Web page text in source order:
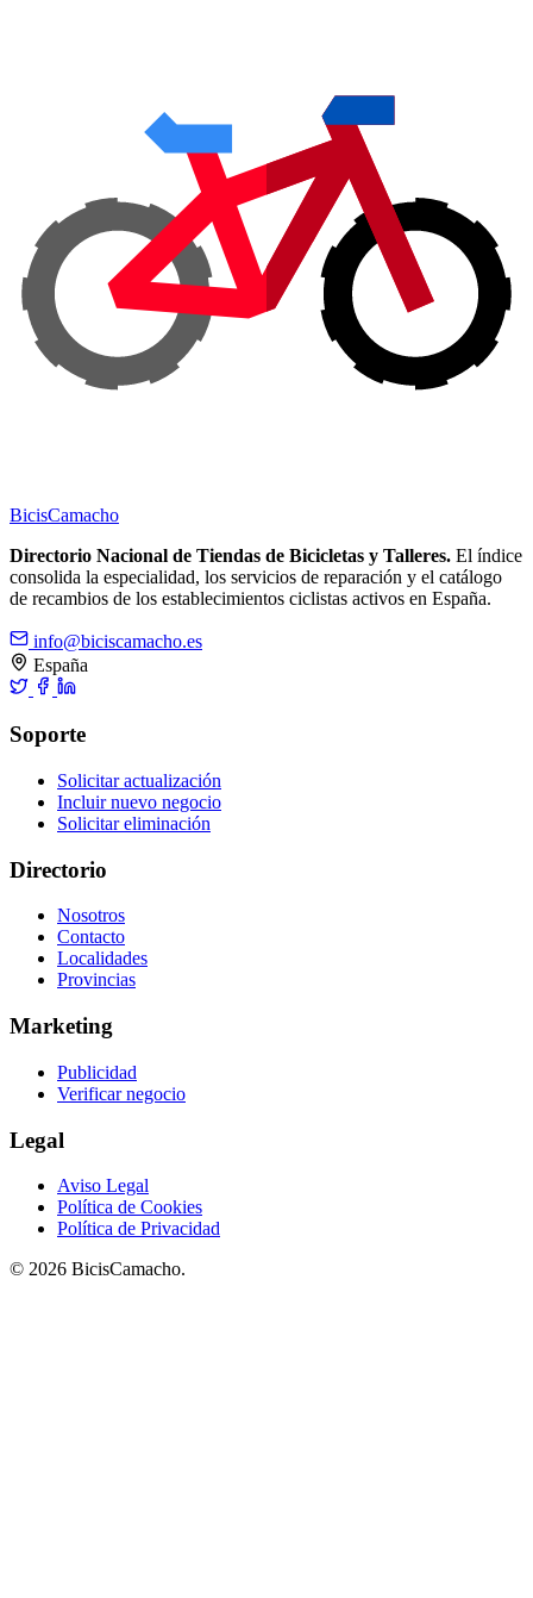
BicisCamacho
Directorio Nacional de Tiendas de Bicicletas y Talleres. El índice
consolida la especialidad, los servicios de reparación y el catálogo
de recambios de los establecimientos ciclistas activos en España.
info@biciscamacho.es
España
Soporte
Solicitar actualización
Incluir nuevo negocio
Solicitar eliminación
Directorio
Nosotros
Contacto
Localidades
Provincias
Marketing
Publicidad
Verificar negocio
Legal
Aviso Legal
Política de Cookies
Política de Privacidad
© 2026 BicisCamacho.